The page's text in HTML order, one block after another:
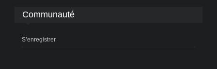
Communauté
S’enregistrer